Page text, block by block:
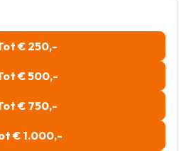
€ 250,-
€ 500,-
€ 750,-
€ 1.000,-